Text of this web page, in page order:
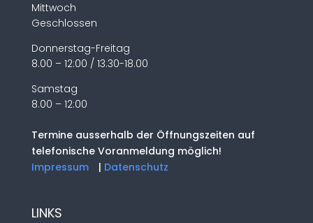
Mittwoch
Geschlossen
Donnerstag-Freitag
8.00 – 12:00 / 13.30-18.00
Samstag
8.00 – 12:00
Termine ausserhalb der Öffnungszeiten auf
telefonische Voranmeldung möglich!
Impressum
| Datenschutz
LINKS